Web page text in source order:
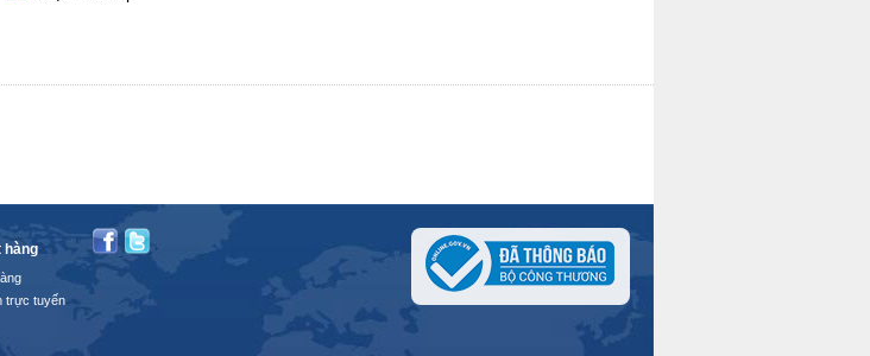
hàng
trực tuyến